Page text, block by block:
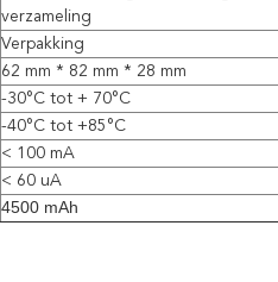
verzameling
Verpakking
62 mm * 82 mm * 28 mm
-30°C tot + 70°C
-40°C tot +85°C
< 100 mA
< 60 uA
4500 mAh